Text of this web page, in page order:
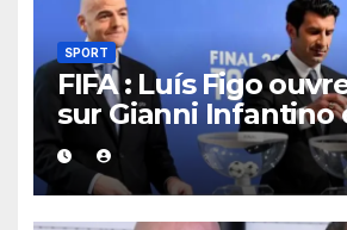
SPORT
FIFA : Luís Figo
sur Gianni Infantino
réclame un
la tête de l’instance
mondiale.